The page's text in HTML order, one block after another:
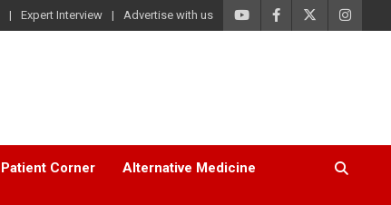
Expert Interview Advertise with us
Patient Corner Alternative Medicine